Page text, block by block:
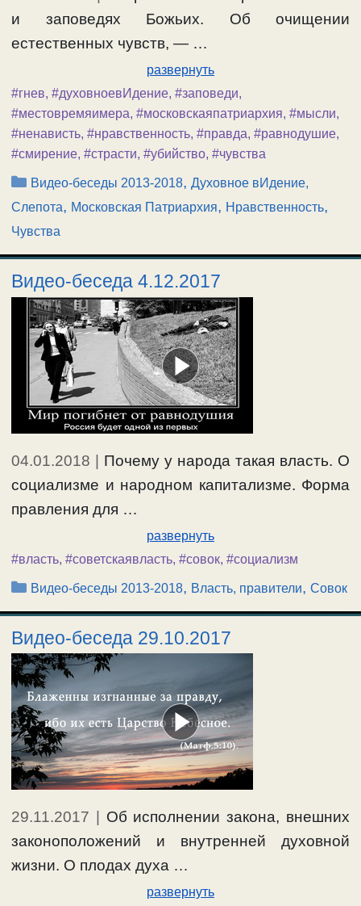
и заповедях Божьих. Об очищении
естественных чувств, — …
развернуть
#гнев, #духовноевИдение, #заповеди,
#местовремяимера, #московскаяпатриархия, #мысли,
#ненависть, #нравственность, #правда, #равнодушие,
#смирение, #страсти, #убийство, #чувства
Рубрики
Видео-беседы 2013-2018,Духовное вИдение,
Слепота, Московская Патриархия, Нравственность,
Чувства
Видео-беседа 4.12.2017
04.01.2018 | Почему у народа такая власть. О
социализме и народном капитализме. Форма
правления для …
развернуть
#власть, #советскаявласть, #совок, #социализм
Рубрики
Видео-беседы 2013-2018, Власть, правители,Совок
Видео-беседа 29.10.2017
29.11.2017 | Об исполнении закона, внешних
законоположений и внутренней духовной
жизни. О плодах духа …
развернуть